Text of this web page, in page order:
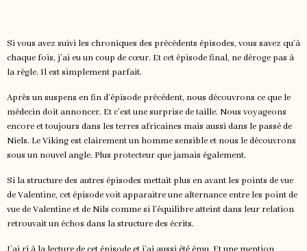
Si vous avez suivi les chroniques des précédents épisodes, vous savez qu’à
chaque fois, j’ai eu un coup de cœur. Et cet épisode final, ne déroge pas à
la règle. Il est simplement parfait.
Après un suspens en fin d’épisode précédent, nous découvrons ce que le
médecin doit annoncer. Et c’est une surprise de taille. Nous voyageons
encore et toujours dans les terres africaines mais aussi dans le passé de
Niels. Le Viking est clairement un homme sensible et nous le découvrons
sous un nouvel angle. Plus protecteur que jamais également.
Si la structure des autres épisodes mettait plus en avant les points de vue
de Valentine, cet épisode voit apparaitre une alternance entre les point de
vue de Valentine et de Nils comme si l’équilibre atteint dans leur relation
retrouvait un échos dans la structure des écrits.